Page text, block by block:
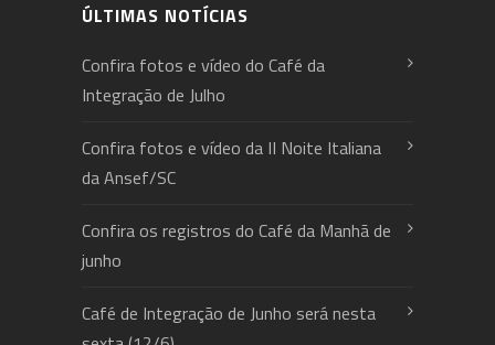
ÚLTIMAS NOTÍCIAS
Confira fotos e vídeo do Café da
Integração de Julho
Confira fotos e vídeo da II Noite Italiana
da Ansef/SC
Confira os registros do Café da Manhã de
junho
Café de Integração de Junho será nesta